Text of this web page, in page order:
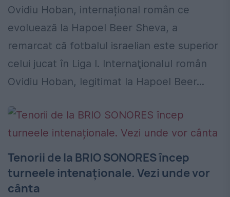
Ovidiu Hoban, internațional român ce
evoluează la Hapoel Beer Sheva, a
remarcat că fotbalul israelian este superior
celui jucat în Liga I. Internaţionalul român
Ovidiu Hoban, legitimat la Hapoel Beer...
Tenorii de la BRIO SONORES încep
turneele intenaționale. Vezi unde vor
cânta